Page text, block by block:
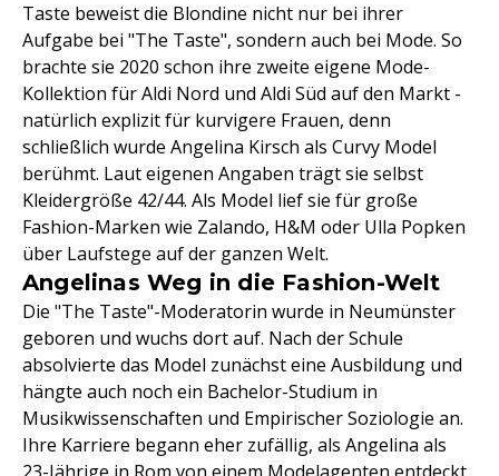
Taste beweist die Blondine nicht nur bei ihrer
Aufgabe bei "The Taste", sondern auch bei Mode. So
brachte sie 2020 schon ihre zweite eigene Mode-
Kollektion für Aldi Nord und Aldi Süd auf den Markt -
natürlich explizit für kurvigere Frauen, denn
schließlich wurde Angelina Kirsch als Curvy Model
berühmt. Laut eigenen Angaben trägt sie selbst
Kleidergröße 42/44. Als Model lief sie für große
Fashion-Marken wie Zalando, H&M oder Ulla Popken
über Laufstege auf der ganzen Welt.
Angelinas Weg in die Fashion-Welt
Die "The Taste"-Moderatorin wurde in Neumünster
geboren und wuchs dort auf. Nach der Schule
absolvierte das Model zunächst eine Ausbildung und
hängte auch noch ein Bachelor-Studium in
Musikwissenschaften und Empirischer Soziologie an.
Ihre Karriere begann eher zufällig, als Angelina als